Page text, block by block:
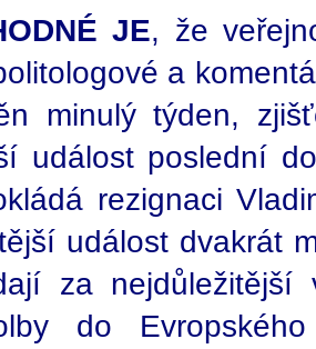
JE, že
a
minulý týden,
událost poslední
rezignaci
událost dvakrát
za nejdůležitější
do